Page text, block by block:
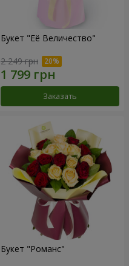
Букет "Её Величество"
2 249 грн
Заказать
Букет "Романс"